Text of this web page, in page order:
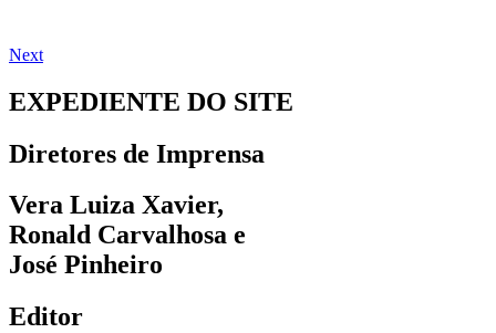
Next
EXPEDIENTE DO SITE
Diretores de Imprensa
Vera Luiza Xavier,
Ronald Carvalhosa e
José Pinheiro
Editor